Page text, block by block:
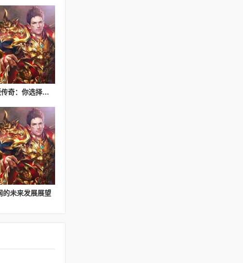
传奇私服VS正版传奇：你选择哪一个？
的未来发展展望